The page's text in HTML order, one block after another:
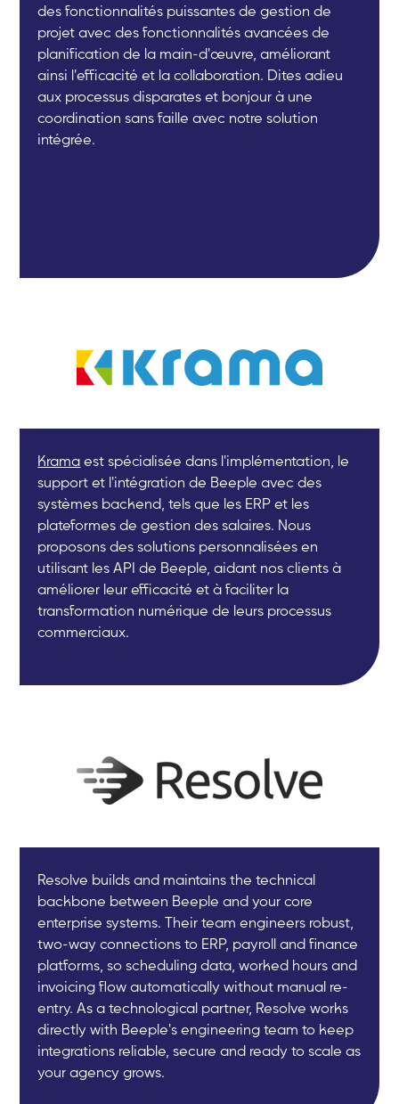
des fonctionnalités puissantes de gestion de
projet avec des fonctionnalités avancées de
planification de la main-d'œuvre, améliorant
ainsi l'efficacité et la collaboration. Dites adieu
aux processus disparates et bonjour à une
coordination sans faille avec notre solution
intégrée.
Krama est spécialisée dans l'implémentation, le
support et l'intégration de Beeple avec des
systèmes backend, tels que les ERP et les
plateformes de gestion des salaires. Nous
proposons des solutions personnalisées en
utilisant les API de Beeple, aidant nos clients à
améliorer leur efficacité et à faciliter la
transformation numérique de leurs processus
commerciaux.
Resolve builds and maintains the technical
backbone between Beeple and your core
enterprise systems. Their team engineers robust,
two-way connections to ERP, payroll and finance
platforms, so scheduling data, worked hours and
invoicing flow automatically without manual re-
entry. As a technological partner, Resolve works
directly with Beeple's engineering team to keep
integrations reliable, secure and ready to scale as
your agency grows.